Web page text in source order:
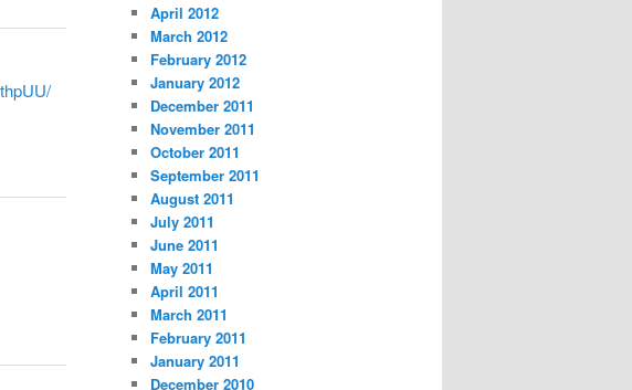
April 2012
March 2012
February 2012
January 2012
December 2011
November 2011
October 2011
September 2011
August 2011
July 2011
June 2011
May 2011
April 2011
March 2011
February 2011
January 2011
December 2010